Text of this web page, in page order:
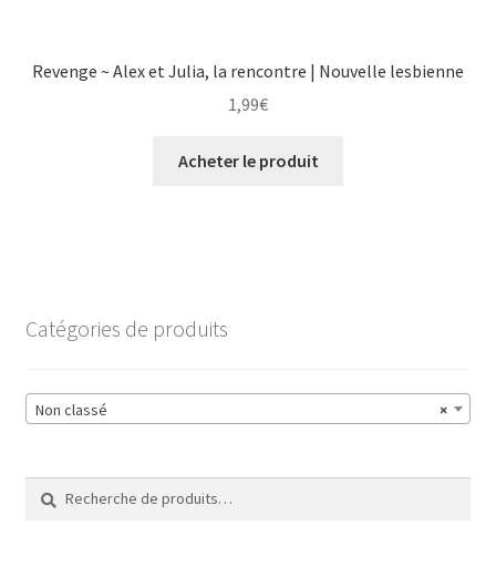
Revenge ~ Alex et Julia, la rencontre | Nouvelle lesbienne
1,99€
Acheter le produit
Catégories de produits
×
Non classé
pour :